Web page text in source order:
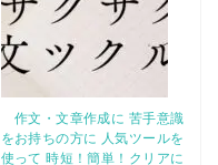
作文・文章作成に 苦手意識
をお持ちの方に 人気ツールを
使って 時短！簡単！クリアに